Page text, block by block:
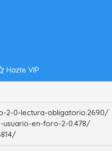
Hazte VIP
2-0-lectura-obligatorio.2690/
en-foro-2-0.478/